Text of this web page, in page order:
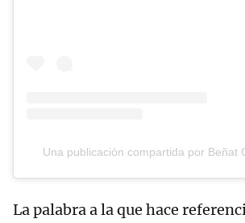
Una publicación compartida por Beñat
La palabra a la que hace